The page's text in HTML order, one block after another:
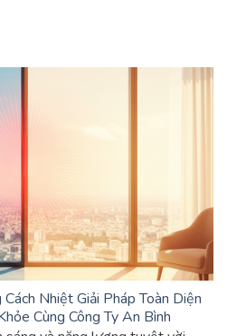
Nhiệt Giải Pháp Toàn Diện
Cùng Công Ty An Bình